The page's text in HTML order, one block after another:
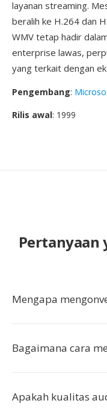
layanan streaming.
beralih ke H.264 dan
WMV tetap hadir
enterprise lawas,
yang terkait dengan
Pengembang:
Rilis awal: 1999
Pertanyaan
Mengapa
Bagaimana cara
Apakah kualitas